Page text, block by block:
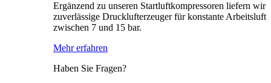
Ergänzend zu unseren Startluftkompressoren liefern wir
zuverlässige Drucklufterzeuger für konstante Arbeitsluft
zwischen 7 und 15 bar.
Mehr erfahren
Haben Sie Fragen?